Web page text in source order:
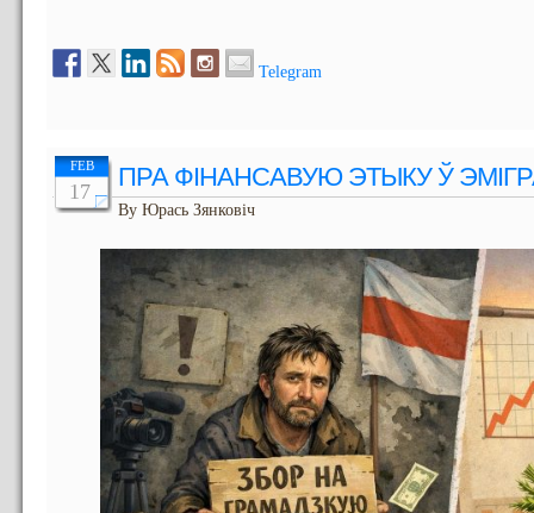
Telegram
FEB
17 ПРА ФІНАНСАВУЮ ЭТЫКУ Ў
By Юрась Зянковіч